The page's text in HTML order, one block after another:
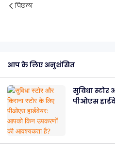
पिछला
आप के लिए अनुशंसित
सुविधा स्टोर
पीओएस